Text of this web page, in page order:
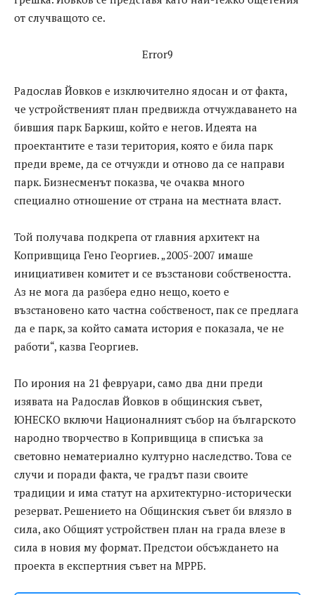
от случващото се.
Error9
Радослав Йовков е изключително ядосан и от факта,
че устройственият план предвижда отчуждаването на
бившия парк Баркиш, който е негов. Идеята на
проектантите е тази територия, която е била парк
преди време, да се отчужди и отново да се направи
парк. Бизнесменът показва, че очаква много
специално отношение от страна на местната власт.
Той получава подкрепа от главния архитект на
Копривщица Гено Георгиев. „2005-2007 имаше
инициативен комитет и се възстанови собствеността.
Аз не мога да разбера едно нещо, което е
възстановено като частна собственост, пак се предлага
да е парк, за който самата история е показала, че не
работи“, казва Георгиев.
По ирония на 21 февруари, само два дни преди
изявата на Радослав Йовков в общинския съвет,
ЮНЕСКО включи Националният събор на българското
народно творчество в Копривщица в списъка за
световно нематериално културно наследство. Това се
случи и поради факта, че градът пази своите
традиции и има статут на архитектурно-исторически
резерват. Решението на Общинския съвет би влязло в
сила, ако Общият устройствен план на града влезе в
сила в новия му формат. Предстои обсъждането на
проекта в експертния съвет на МРРБ.